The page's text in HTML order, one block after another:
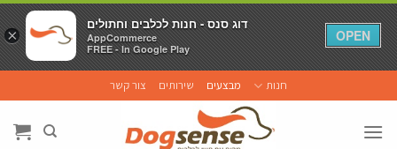
to
content
חנות מבצעים שירותים צור קשר
×
דוג סנס - חנות לכלבים וחתולים
AppCommerce
FREE - In Google Play
OPEN
×
דוג סנס - חנות לכלבים וחתולים
AppCommerce
FREE - In Google Play
OPEN